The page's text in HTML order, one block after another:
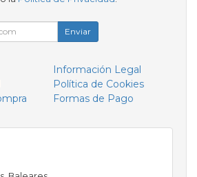
Enviar
Información Legal
Política de Cookies
Formas de Pago